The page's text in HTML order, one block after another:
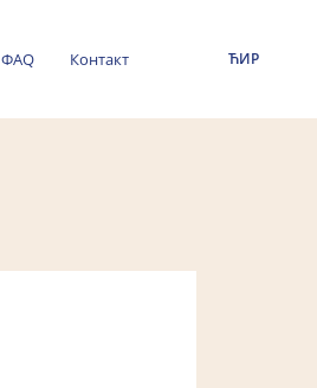
ФАQ Контакт ЋИР